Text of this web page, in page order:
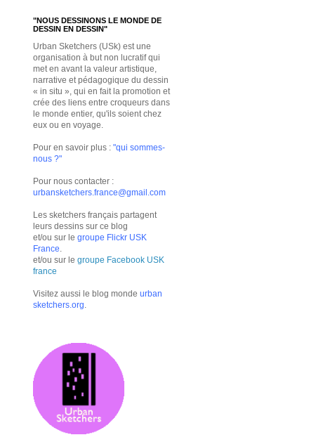
"NOUS DESSINONS LE MONDE DE
DESSIN EN DESSIN"
Urban Sketchers (USk) est une
organisation à but non lucratif qui
met en avant la valeur artistique,
narrative et pédagogique du dessin
« in situ », qui en fait la promotion et
crée des liens entre croqueurs dans
le monde entier, qu'ils soient chez
eux ou en voyage.
Pour en savoir plus : "qui sommes-
nous ?"
Pour nous contacter :
urbansketchers.france@gmail.com
Les sketchers français partagent
leurs dessins sur ce blog
et/ou sur le groupe Flickr USK
France
et/ou sur le groupe Facebook USK
france
Visitez aussi le blog monde urban
sketchers.org